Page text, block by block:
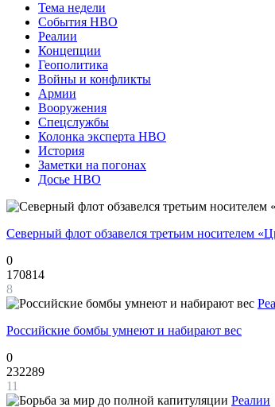
Тема недели
События НВО
Реалии
Концепции
Геополитика
Войны и конфликты
Армии
Вооружения
Спецслужбы
Колонка эксперта НВО
История
Заметки на погонах
Досье НВО
Северный флот обзавелся третьим носителем
0
170814
8
Российские бомбы умнеют и набирают вес
0
232289
11
Реалии